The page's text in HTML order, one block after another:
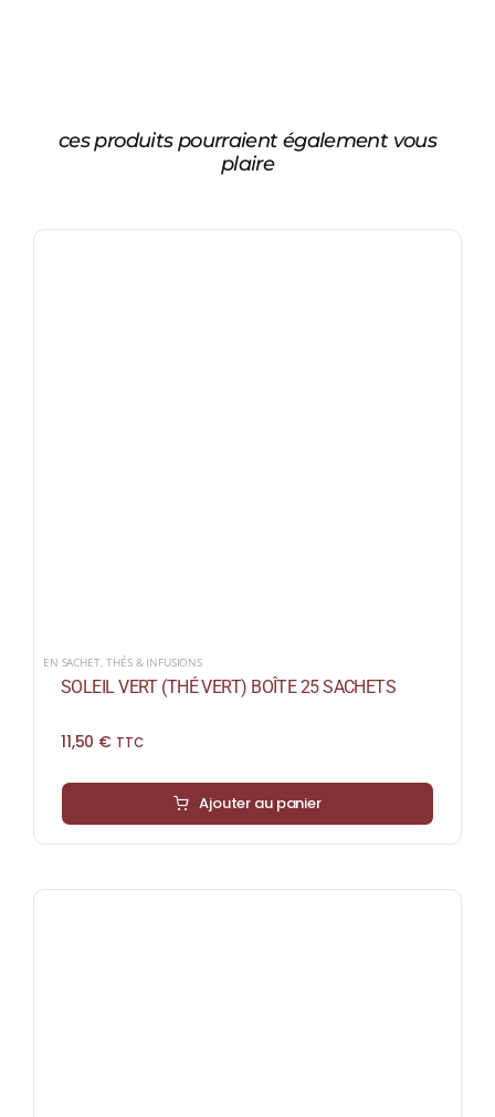
ces produits pourraient également vous
plaire
EN SACHET,THÉS & INFUSIONS
SOLEIL VERT (THÉ VERT) BOÎTE 25 SACHETS
11,50 € TTC
Ajouter au panier